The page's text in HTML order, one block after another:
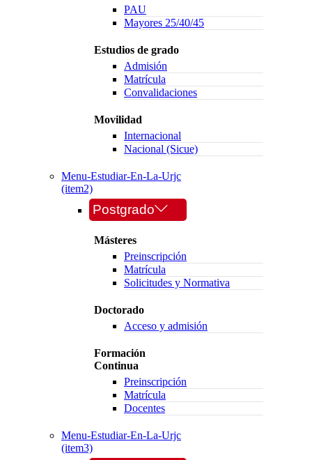
PAU
Mayores 25/40/45
Estudios de grado
Admisión
Matrícula
Convalidaciones
Movilidad
Internacional
Nacional (Sicue)
Menu-Estudiar-En-La-Urjc
(item2)
Postgrado
Másteres
Preinscripción
Matrícula
Solicitudes y Normativa
Doctorado
Acceso y admisión
Formación
Continua
Preinscripción
Matrícula
Docentes
Menu-Estudiar-En-La-Urjc
(item3)